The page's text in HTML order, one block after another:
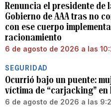
Renuncia el presidente de
Gobierno de AAA tras no
con ese cuerpo
racionamiento
6 de agosto de 2026 a las
SEGURIDAD
Ocurrió bajo un puente:
víctima de “carjacking” en
6 de agosto de 2026 a las